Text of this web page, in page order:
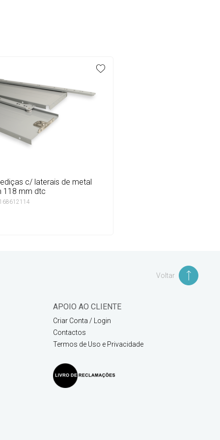
118 mm dtc
Voltar
APOIO AO CLIENTE
Criar Conta / Login
Contactos
Termos de Uso e Privacidade